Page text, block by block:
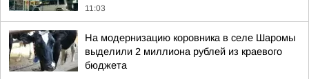
11:03
На модернизацию коровника в селе Шаромы
выделили 2 миллиона рублей из краевого
бюджета